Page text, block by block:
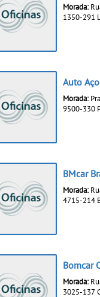
Morada:
1350-291
Auto
Morada:
9500-330
BMcar
Morada:
4715-214
Bomcar
Morada:
3025-137